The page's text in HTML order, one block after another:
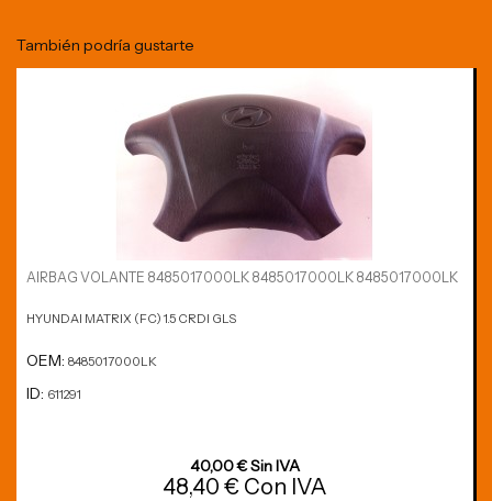
También podría gustarte
AIRBAG VOLANTE 8485017000LK 8485017000LK 8485017000LK
HYUNDAI MATRIX (FC) 1.5 CRDI GLS
OEM: 8485017000LK
ID: 611291
40,00 € Sin IVA
48,40 € Con IVA